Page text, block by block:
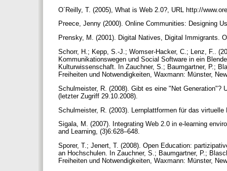
O´Reilly, T. (2005), What is Web 2.0?, URL http://
Preece, Jenny (2000). Online Communities: Designing
Prensky, M. (2001). Digital Natives, Digital Immigrants.
Schorr, H.; Kepp, S.-J.; Womser-Hacker, C.; Lenz, F..
Kommunikationswegen und Social Software in ein
Kulturwissenschaft. In Zauchner, S.; Baumgartner, P.;
Freiheiten und Notwendigkeiten, Waxmann: Münster,
Schulmeister, R. (2008). Gibt es eine "Net Generation"?
(letzter Zugriff 29.10.2008).
Schulmeister, R. (2003). Lernplattformen für das
Sigala, M. (2007). Integrating Web 2.0 in e-learning
and Learning, (3)6:628–648.
Sporer, T.; Jenert, T. (2008). Open Education:
an Hochschulen. In Zauchner, S.; Baumgartner, P.;
Freiheiten und Notwendigkeiten, Waxmann: Münster,